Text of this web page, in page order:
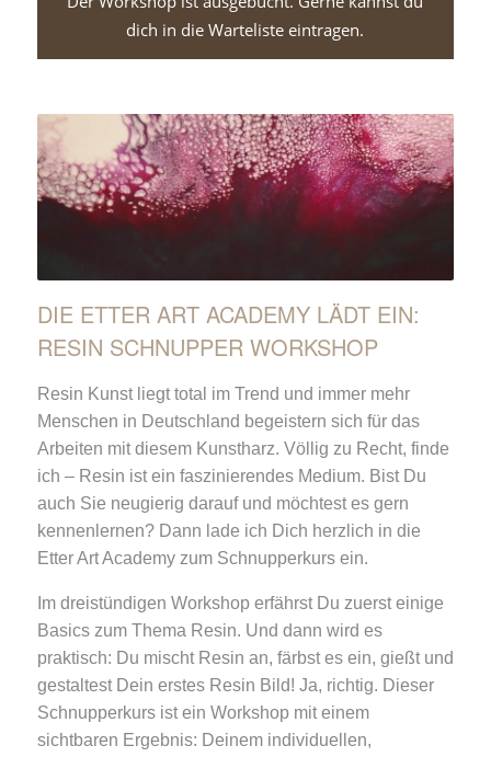
dich in die Warteliste eintragen.
DIE ETTER ART ACADEMY LÄDT EIN:
RESIN SCHNUPPER WORKSHOP
Resin Kunst liegt total im Trend und immer mehr
Menschen in Deutschland begeistern sich für das
Arbeiten mit diesem Kunstharz. Völlig zu Recht, finde
ich – Resin ist ein faszinierendes Medium. Bist Du
auch Sie neugierig darauf und möchtest es gern
kennenlernen? Dann lade ich Dich herzlich in die
Etter Art Academy zum Schnupperkurs ein.
Im dreistündigen Workshop erfährst Du zuerst einige
Basics zum Thema Resin. Und dann wird es
praktisch: Du mischt Resin an, färbst es ein, gießt und
gestaltest Dein erstes Resin Bild! Ja, richtig. Dieser
Schnupperkurs ist ein Workshop mit einem
sichtbaren Ergebnis: Deinem individuellen,